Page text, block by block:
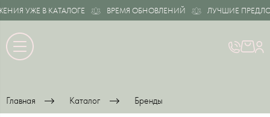
УЖЕ В КАТАЛОГЕ ВРЕМЯ ОБНОВЛЕНИЙ ЛУЧШИЕ
Главная Каталог Бренды